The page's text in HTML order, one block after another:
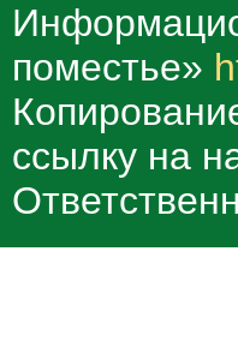
поместье»
ссылку на